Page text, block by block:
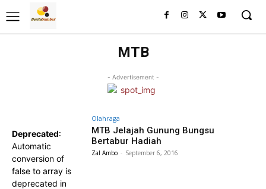
MTB
- Advertisement -
Deprecated:
Automatic
conversion of
false to array is
deprecated in
Olahraga
MTB Jelajah Gunung Bungsu
Bertabur Hadiah
Zal Ambo - September 6, 2016